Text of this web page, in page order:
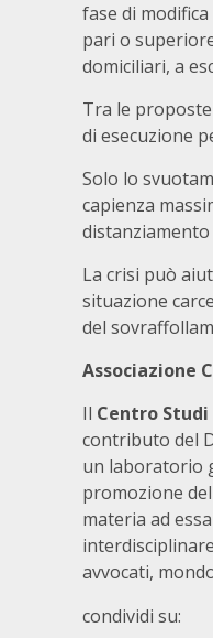
fase di
pari o
domiciliari, a
Tra le
di esecuzione
Solo lo
capienza
distanziamento
La crisi può
situazione
del
Associazione
Il Centro
contributo del
un laboratorio
promozione
materia ad
avvocati,
condividi su: